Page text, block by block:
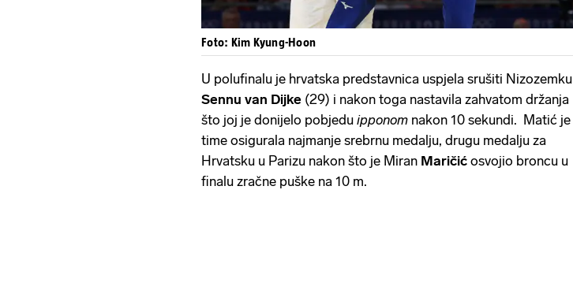
Foto: Kim Kyung-Hoon
U polufinalu je hrvatska predstavnica uspjela srušiti Nizozemku
Sennu van Dijke (29) i nakon toga nastavila zahvatom držanja
što joj je donijelo pobjedu ipponom nakon 10 sekundi. Matić je
time osigurala najmanje srebrnu medalju, drugu medalju za
Hrvatsku u Parizu nakon što je Miran Maričić osvojio broncu u
finalu zračne puške na 10 m.